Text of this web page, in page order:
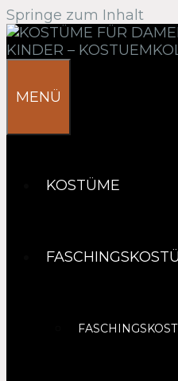
Springe zum Inhalt
MENÜ
KOSTÜME